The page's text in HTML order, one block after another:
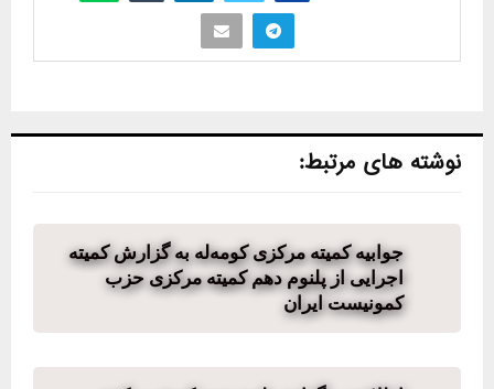
نوشته های مرتبط:
جوابیە کمیتە مرکزی کومەلە بە گزارش کمیتە
اجرایی از پلنوم دهم کمیته مرکزی حزب
کمونیست ایران